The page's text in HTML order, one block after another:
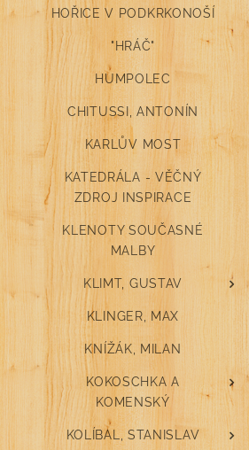
HOŘICE V PODKRKONOŠÍ
"HRÁČ"
HUMPOLEC
CHITUSSI, ANTONÍN
KARLŮV MOST
KATEDRÁLA - VĚČNÝ
ZDROJ INSPIRACE
KLENOTY SOUČASNÉ
MALBY
KLIMT, GUSTAV
KLINGER, MAX
KNÍŽÁK, MILAN
KOKOSCHKA A
KOMENSKÝ
KOLÍBAL, STANISLAV